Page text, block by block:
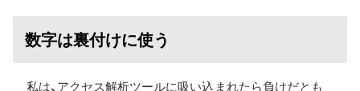
数字は裏付けに使う
私は、アクセス解析ツールに吸い込まれたら負けだとも